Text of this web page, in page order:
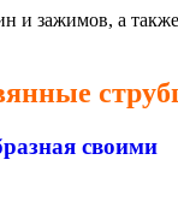
и зажимов, а также